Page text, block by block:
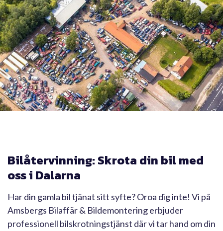
Bilåtervinning: Skrota din bil med
oss i Dalarna
Har din gamla bil tjänat sitt syfte? Oroa dig inte! Vi på
Amsbergs Bilaffär & Bildemontering erbjuder
professionell bilskrotningstjänst där vi tar hand om din